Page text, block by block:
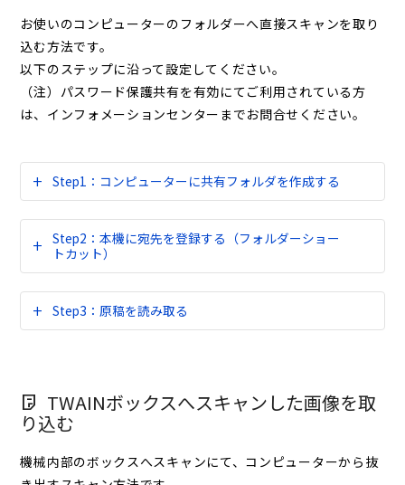
お使いのコンピューターのフォルダーへ直接スキャンを取り
込む方法です。
以下のステップに沿って設定してください。
（注）パスワード保護共有を有効にてご利用されている方
は、インフォメーションセンターまでお問合せください。
Step1：コンピューターに共有フォルダを作成する
Step2：本機に宛先を登録する（フォルダーショー
トカット）
Step3：原稿を読み取る
TWAINボックスへスキャンした画像を取
り込む
機械内部のボックスへスキャンにて、コンピューターから抜